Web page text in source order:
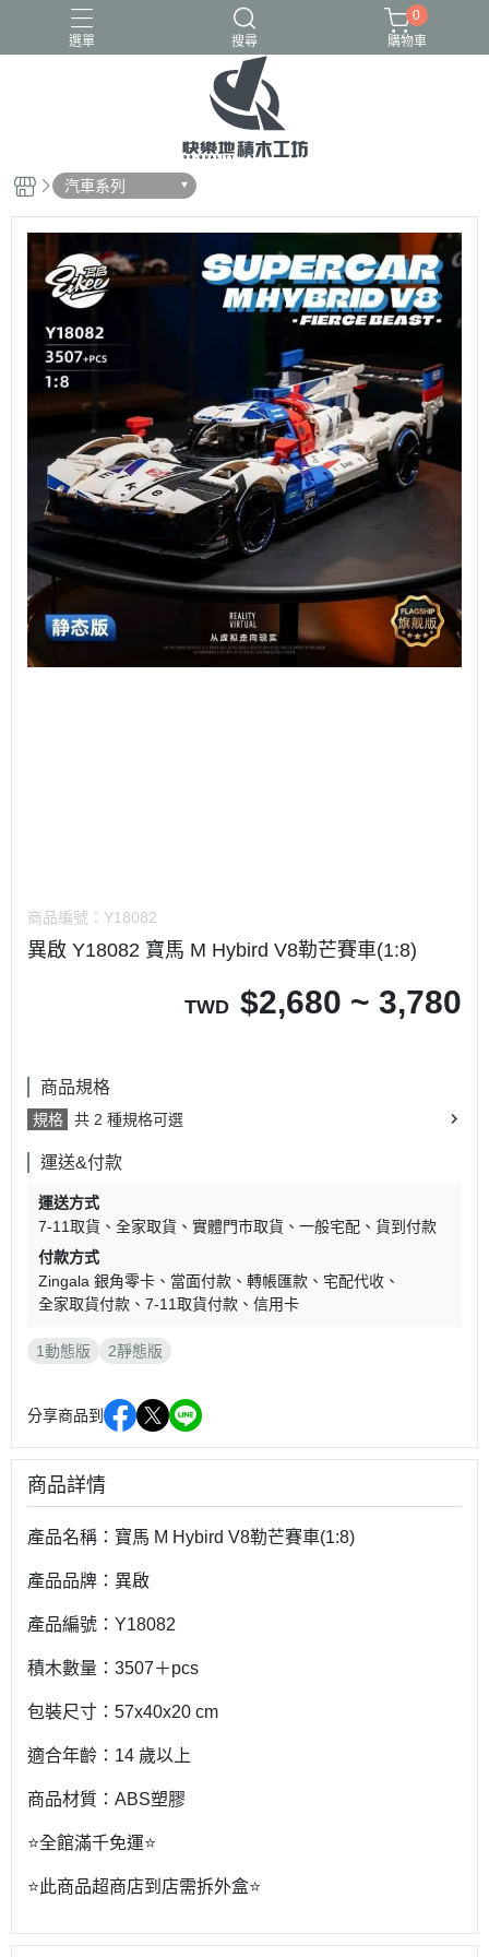
選單 搜尋
熾造社
0
購物車
汽車系列
商品編號： Y18082
異啟 Y18082 寶馬 M Hybird V8勒芒賽車(1:8)
TWD $2,680 ~ 3,780
商品規格
規格 共 2 種規格可選
運送&付款
運送方式
7-11取貨
全家取貨 實體門市取貨 一般宅配
貨到付款
付款方式
Zingala 銀角零卡
當面付款 轉帳匯款
宅配代收
全家取貨付款
7-11取貨付款 信用卡
1動態版 2靜態版
分享商品到
商品詳情
產品名稱：寶馬 M Hybird V8勒芒賽車(1:8)
產品品牌：異啟
產品編號：Y18082
積木數量：3507＋pcs
包裝尺寸：57x40x20 cm
適合年齡：14 歲以上
商品材質：ABS塑膠
⭐️全館滿千免運⭐️
⭐️此商品超商店到店需拆外盒⭐️